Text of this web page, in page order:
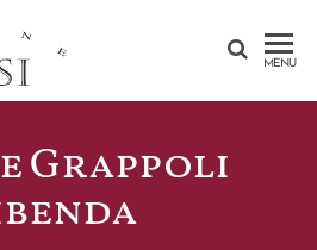
CANTINE
COLOSI –
AEOLIAN
ISLAND
MENU
Grappoli